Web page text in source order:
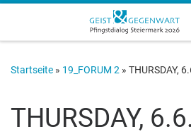
Zum Inhalt springen
Startseite » 19_FORUM 2 » THURSDAY,
THURSDAY, 6.6.